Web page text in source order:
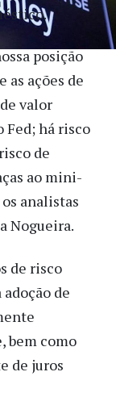
posição
as ações de
valor
Fed; há risco
de
ao mini-
analistas
Nogueira.
de risco
de
bem como
de juros